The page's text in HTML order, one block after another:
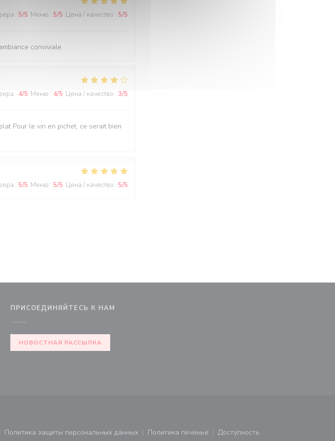
: 5/5 Меню : 5/5 Цена / качество : 5/5
conviviale.
: 4/5 Меню : 4/5 Цена / качество : 3/5
Pour le vin en pichet, ce serait bien
: 5/5 Меню : 5/5 Цена / качество : 5/5
ПРИСОЕДИНЯЙТЕСЬ К НАМ
НОВОСТНАЯ РАССЫЛКА
новом окне))
Политика защиты персональных данных
((открывается в новом окне))
Политика печенье
((открывается в новом окне))
Доступность
((открывается в новом окне))